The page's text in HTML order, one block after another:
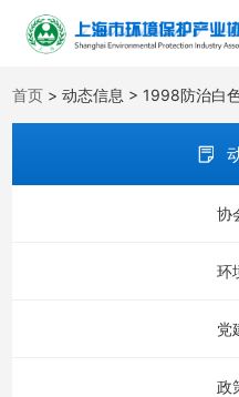
首页 > 动态信息 > 1998防治白
协
环
党
政